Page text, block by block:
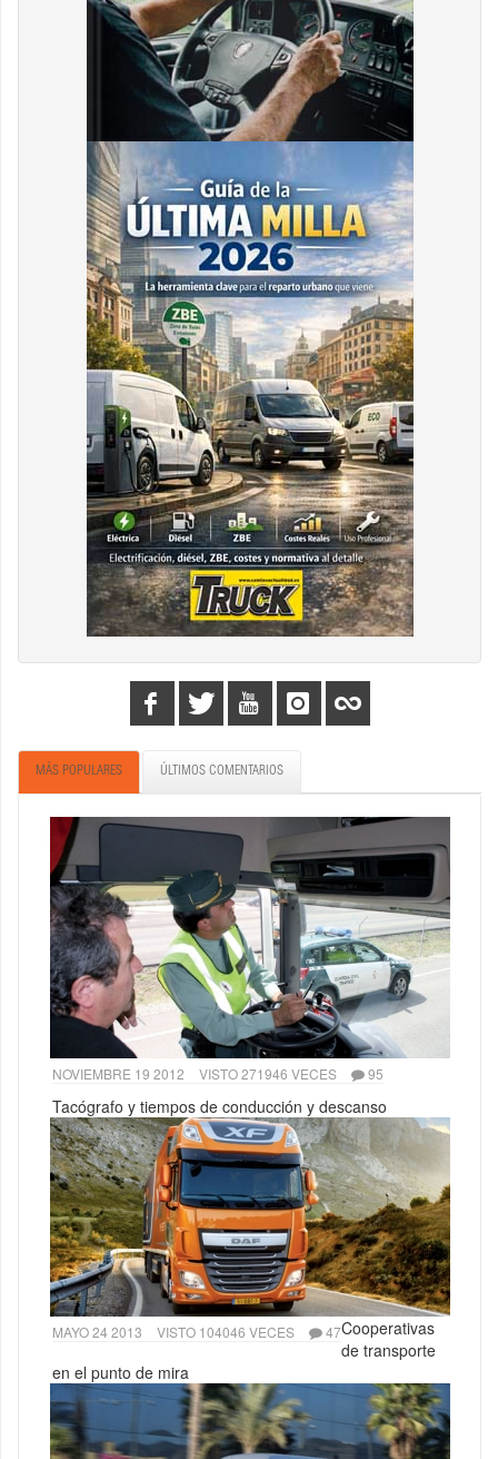
MÁS POPULARES ÚLTIMOS COMENTARIOS
NOVIEMBRE 19 2012 VISTO 271946 VECES 95
Tacógrafo y tiempos de conducción y descanso
MAYO 24 2013 VISTO 104046 VECES 47Cooperativas
de transporte
en el punto de mira